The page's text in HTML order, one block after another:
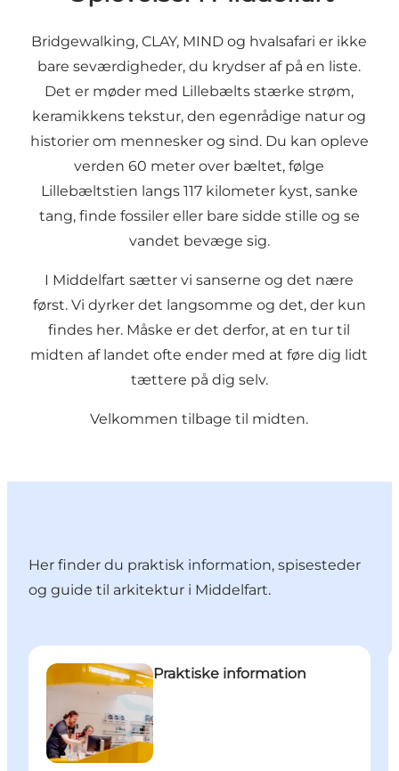
Bridgewalking, CLAY, MIND og hvalsafari er ikke
bare seværdigheder, du krydser af på en liste.
Det er møder med Lillebælts stærke strøm,
keramikkens tekstur, den egenrådige natur og
historier om mennesker og sind. Du kan opleve
verden 60 meter over bæltet, følge
Lillebæltstien langs 117 kilometer kyst, sanke
tang, finde fossiler eller bare sidde stille og se
vandet bevæge sig.
I Middelfart sætter vi sanserne og det nære
først. Vi dyrker det langsomme og det, der kun
findes her. Måske er det derfor, at en tur til
midten af landet ofte ender med at føre dig lidt
tættere på dig selv.
Velkommen tilbage til midten.
Her finder du praktisk information, spisesteder
og guide til arkitektur i Middelfart.
Praktiske information
Praktiske information